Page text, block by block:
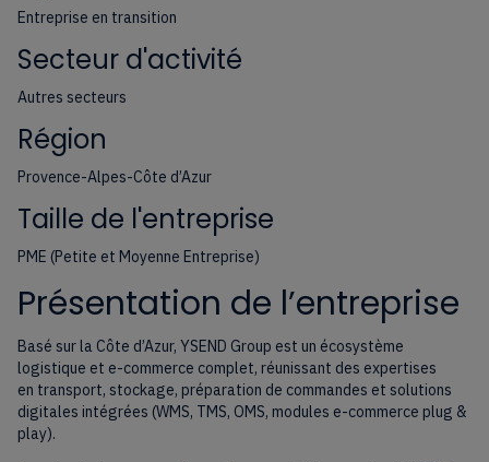
Entreprise en transition
Secteur d'activité
Autres secteurs
Région
Provence-Alpes-Côte d’Azur
Taille de l'entreprise
PME (Petite et Moyenne Entreprise)
Présentation de l’entreprise
Basé sur la Côte d’Azur, YSEND Group est un écosystème
logistique et e-commerce complet, réunissant des expertises
en transport, stockage, préparation de commandes et solutions
digitales intégrées (WMS, TMS, OMS, modules e-commerce plug &
play).